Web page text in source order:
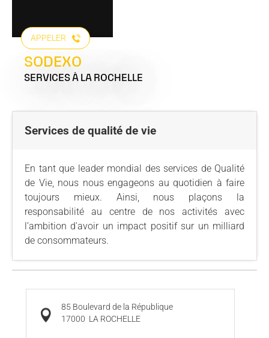
APPELER
SODEXO
SERVICES À LA ROCHELLE
Services de qualité de vie
En tant que leader mondial des services de Qualité
de Vie, nous nous engageons au quotidien à faire
toujours mieux. Ainsi, nous plaçons la
responsabilité au centre de nos activités avec
l’ambition d'avoir un impact positif sur un milliard
de consommateurs.
85 Boulevard de la République
17000 LA ROCHELLE